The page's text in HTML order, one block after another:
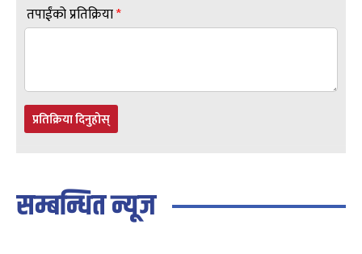
तपाईंको प्रतिक्रिया*
प्रतिक्रिया दिनुहोस्
सम्बन्धित न्यूज